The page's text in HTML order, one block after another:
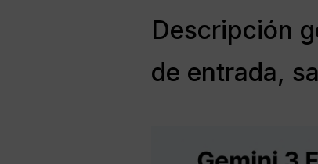
Descripción
de entrada,